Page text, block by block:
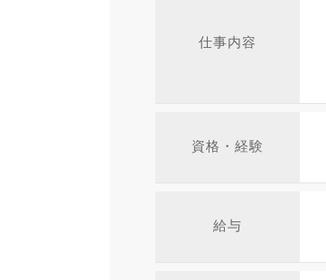
仕事内容
資格・経験
給与